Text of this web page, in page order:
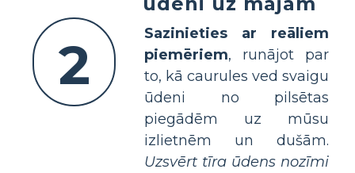
2
Sazinieties ar reāliem
piemēriem, runājot par
to, kā caurules ved svaigu
ūdeni no pilsētas
piegādēm uz mūsu
izlietnēm un dušām.
Uzsvērt tīra ūdens nozīmi